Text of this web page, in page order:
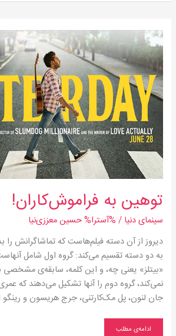
توهین به فراموش‌کاران!
سینمای دنیا / %آسترا%حسین معززی‌نیا
دیروز از آن دسته فیلم‌هاست که تماشاگرانش
به دو دسته‌ تقسیم می‌کند: گروه اول شامل
«بیتلز» یعنی چه، و این کلمه، سابقه‌ی
نمی‌کند، گروه دوم را آنها تشکیل می‌دهند که
جان لنون، پل مک‌کارتنی، جرج هریسون و رینگو
توهین
به
فراموش‌کاران!
ادامه‌ی مطلب